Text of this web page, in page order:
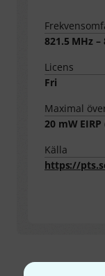
821.5 MHz –
Licens
Fri
Maximal
20mW EIRP
Källa
https://